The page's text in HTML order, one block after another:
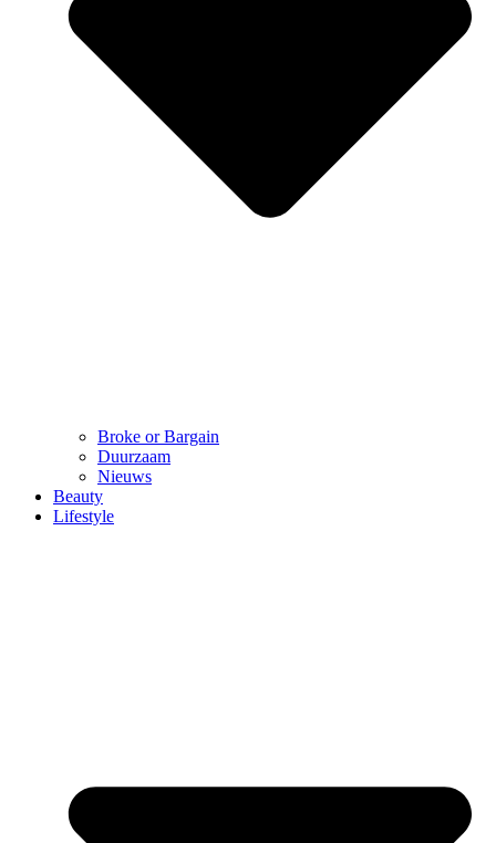
Broke or Bargain
Duurzaam
Nieuws
Beauty
Lifestyle